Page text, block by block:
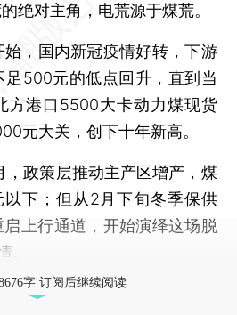
对主角，电荒源于煤荒。
国内新冠疫情好转，下游
足500元的低点回升，直到当
方港口5500大卡动力煤现货
元大关，创下十年新高。
政策层推动主产区增产，煤
下；但从2月下旬冬季保供
上行通道，开始演绎这场脱
。
字 订阅后继续阅读